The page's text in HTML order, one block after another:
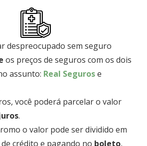
despreocupado sem seguro
os preços de seguros com os dois
assunto: Real Segurose
você poderá parcelar o valor
.
o valor pode ser dividido em
de crédito e pagando no boleto,